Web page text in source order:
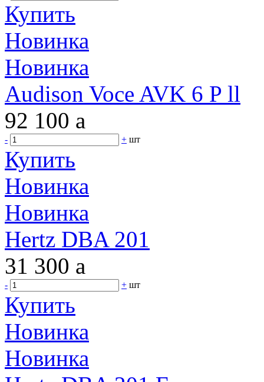
Купить
Новинка
Новинка
Audison Voce AVK 6 P ll
92 100 a
- + шт
Купить
Новинка
Новинка
Hertz DBA 201
31 300 a
- + шт
Купить
Новинка
Новинка